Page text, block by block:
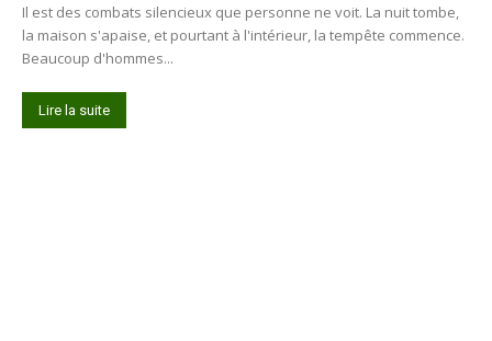
Il est des combats silencieux que personne ne voit. La nuit tombe,
la maison s'apaise, et pourtant à l'intérieur, la tempête commence.
Beaucoup d'hommes...
Lire la suite